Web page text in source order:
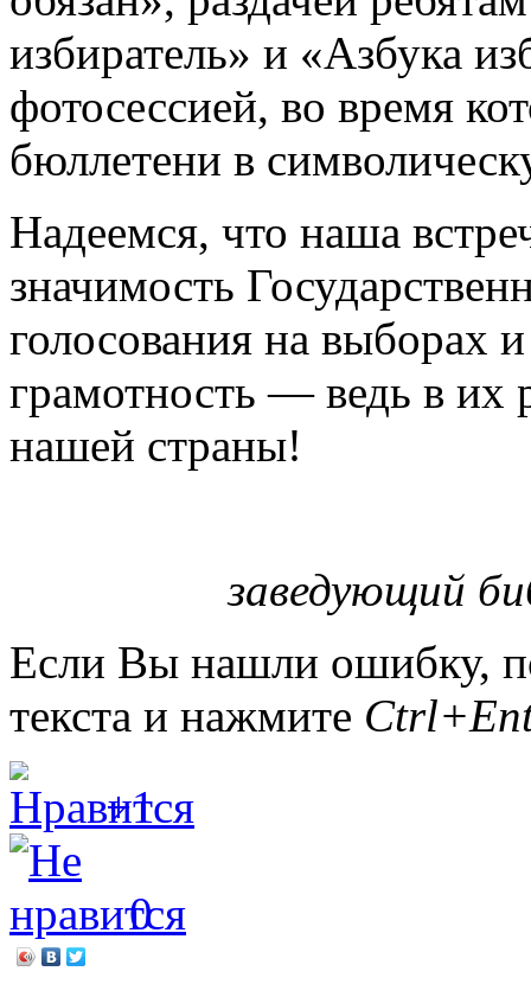
избиратель» и «Азбука
фотосессией, во время
бюллетени в
Надеемся, что наша
значимость
голосования на выборах
грамотность — ведь в их
нашей страны!
заведующий
Если Вы нашли ошибку,
текста и нажмите
+1
0